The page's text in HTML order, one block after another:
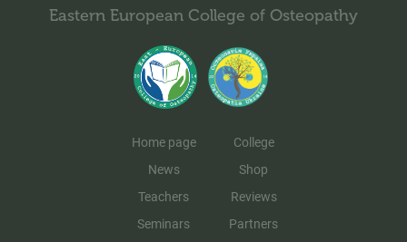
Eastern European College of Osteopathy
Home page
News
Teachers
Seminars
College
Shop
Reviews
Partners